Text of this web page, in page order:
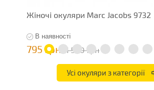
Жіночі окуляри Marc Jacobs 9732
В наявності
795 грн 1 590 грн
Усі окуляри з категорії